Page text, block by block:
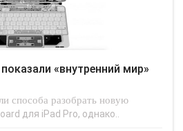
способа разобрать новую
для iPad Pro, однако..